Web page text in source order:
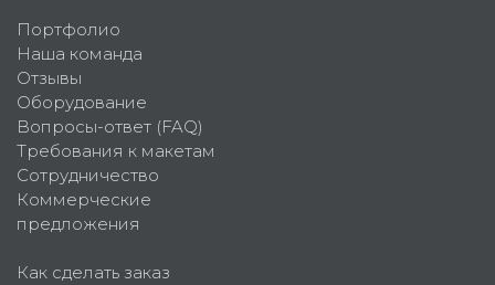
Портфолио
Наша команда
Отзывы
Оборудование
Вопросы-ответ (FAQ)
Требования к макетам
Сотрудничество
Коммерческие
предложения
Как сделать заказ